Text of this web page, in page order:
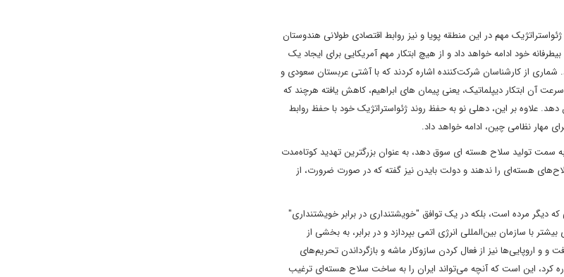
مهم در این منطقه پویا و نیز روابط اقتصادی طولانی هندوستان
خود ادامه خواهد داد و از هیچ ابتکار مهم آمریکایی برای ایجاد یک
از کارشناسان شرکت‌کننده اشاره کردند که با آشتی عربستان سعودی و
آن ابتکار دیپلماتیک، یعنی پیمان های ابراهیم، کاهش یافته هرچند که
علاوه بر این، دهلی نو به حفظ روند ژئواستراتژیک خود با حفظ روابط
مهار نظامی چین، ادامه خواهد داد.
به سمت تولید سلاح هسته ای سوق دهد، به عنوان بزرگترین تهدید کوتاه‌مدت
هسته‌ای را ندهند و دولت بایدن نیز گفته که در صورت ضرورت، از
که دیگر مرده‌ است، بلکه در یک توافق "خویشتنداری در برابر خویشتنداری"
با سازمان بین‌المللی انرژی اتمی بپردازد و در برابر، به بخشی از
اروپایی‌ها نیز از فعال کردن سازوکار ماشه و بازگرداندن تحریم‌های
کرد، این است که آنچه می‌تواند ایران را به ساخت سلاح هسته‌ای ترغیب